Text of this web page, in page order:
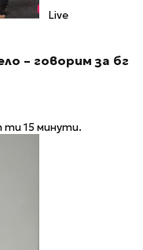
Live
– говорим за бг
ти 15 минути.